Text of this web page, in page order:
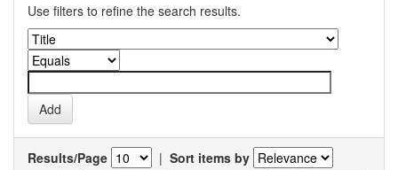
Use filters to refine the search results.
Results/Page | Sort items by